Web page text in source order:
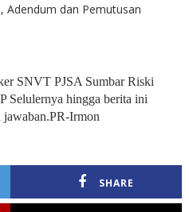
Adendum dan Pemutusan
SNVT PJSA Sumbar Riski
Selulernya hingga berita ini
Irmon
SHARE